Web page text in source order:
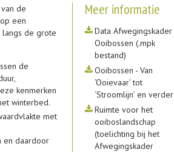
de
een
langs de grote
de
kenmerken
winterbed.
met
en daardoor
Meer informatie
Data Afwegingskader
Ooibossen (.mpk
bestand)
Ooibossen - Van
‘Ooievaar’ tot
‘Stroomlijn’ en verder
Ruimte voor het
ooiboslandschap
(toelichting bij het
Afwegingskader